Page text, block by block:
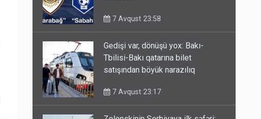
Məhərrəmovun oğludur - DOSYE
Media və Yayım Şurasına əlavə
hüquq və vəzifələr verilib
7 Avqust 23:58
Gedişi var, dönüşü yox: Bakı-
Tbilisi-Bakı qatarına bilet
satışından böyük narazılıq
7 Avqust 23:17